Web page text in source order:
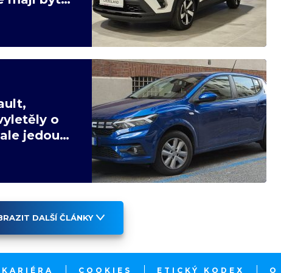
o
jedou
DALŠÍ ČLÁNKY
KARIÉRA COOKIES ETICKÝ KODEX O